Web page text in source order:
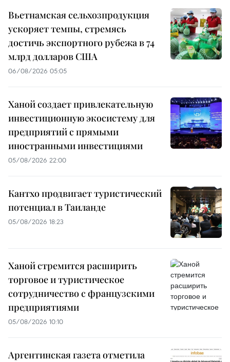
Вьетнамская сельхозпродукция
ускоряет темпы, стремясь
достичь экспортного рубежа в 74
млрд долларов США
06/08/2026 05:05
Ханой создает привлекательную
инвестиционную экосистему для
предприятий с прямыми
иностранными инвестициями
05/08/2026 22:00
Кантхо продвигает туристический
потенциал в Таиланде
05/08/2026 18:23
Ханой стремится расширить
торговое и туристическое
сотрудничество с французскими
предприятиями
05/08/2026 10:10
Аргентинская газета отметила